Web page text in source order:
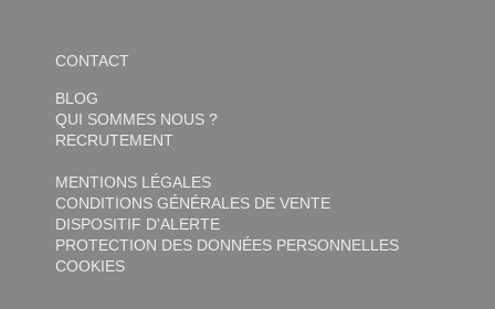
CONTACT
BLOG
QUI SOMMES NOUS ?
RECRUTEMENT
MENTIONS LÉGALES
CONDITIONS GÉNÉRALES DE VENTE
DISPOSITIF D'ALERTE
PROTECTION DES DONNÉES PERSONNELLES
COOKIES